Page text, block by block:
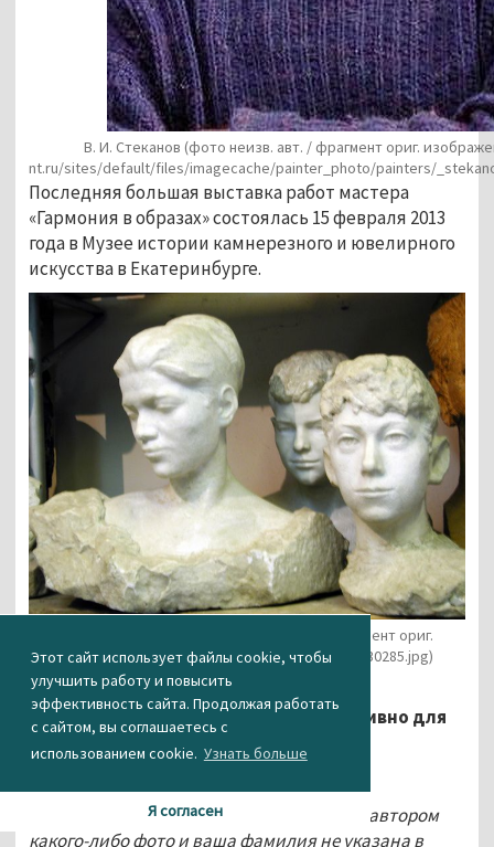
Этот сайт использует файлы cookie, чтобы
улучшить работу и повысить
эффективность сайта. Продолжая работать
с сайтом, вы соглашаетесь с
использованием cookie. Узнать больше
Я согласен
В. И. Стеканов (фото неизв. авт. / фрагмент ориг.
nt.ru/sites/default/files/imagecache/painter_photo/painters/
Последняя большая выставка работ мастера
«Гармония в образах» состоялась 15 февраля 2013
года в Музее истории камнерезного и ювелирного
искусства в Екатеринбурге.
Работы скульптора (фото неизв. авт. / фрагмент ориг.
изображения) (https://ural.aif.ru/pictures/20130285.jpg)​​​
(с) 2021. Дмитрий Кужильный эксклюзивно для
АН «Между строк»
Уважаемые читатели! Если вы являетесь автором
какого-либо фото и ваша фамилия не указана в